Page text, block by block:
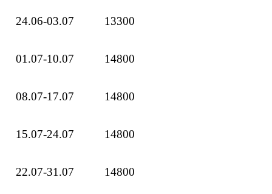
24.06-03.07 13300
01.07-10.07 14800
08.07-17.07 14800
15.07-24.07 14800
22.07-31.07 14800